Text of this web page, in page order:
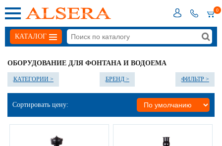
0
КАТАЛОГ
ОБОРУДОВАНИЕ ДЛЯ ФОНТАНА И ВОДОЕМА
КАТЕГОРИИ > БРЕНД > ФИЛЬТР >
Сортировать цену: